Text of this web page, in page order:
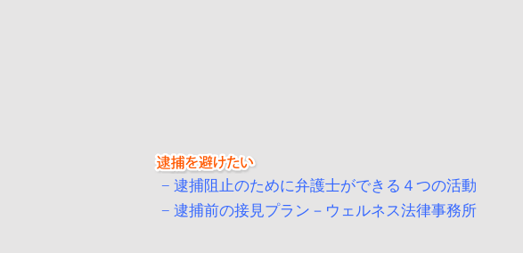
逮捕阻止のために弁護士ができる４つの活動
逮捕前の接見プラン－ウェルネス法律事務所